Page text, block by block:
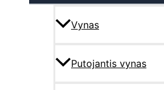
Vynas
Putojantis vynas